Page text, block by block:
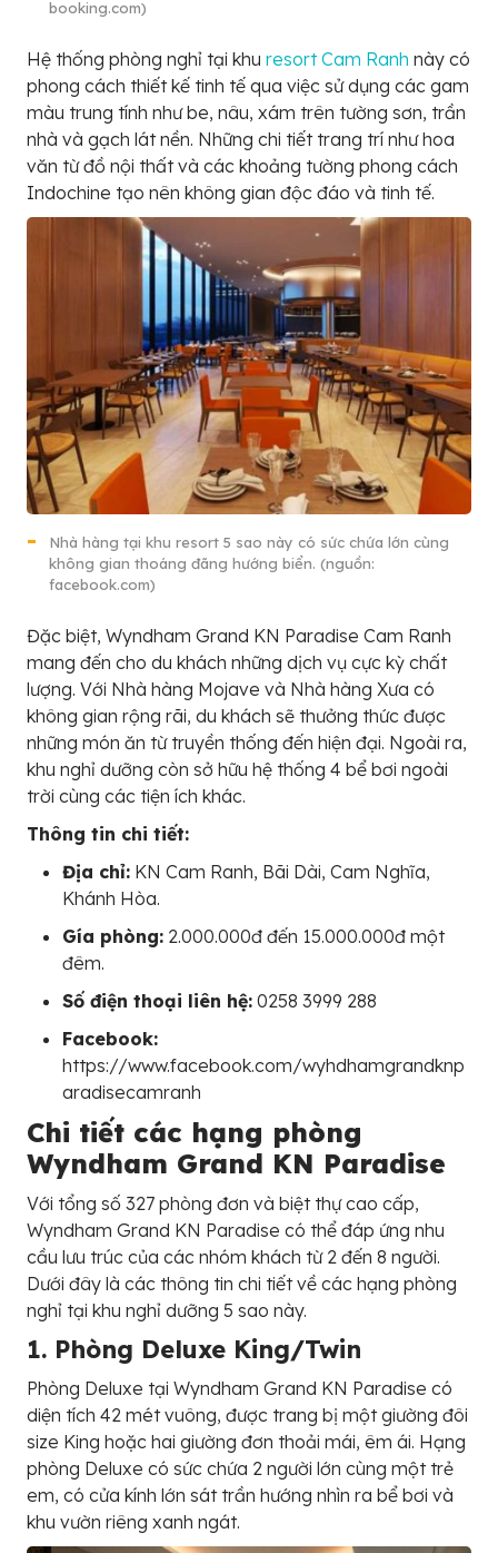
booking.com)
Hệ thống phòng nghỉ tại khu resort Cam Ranh này có
phong cách thiết kế tinh tế qua việc sử dụng các gam
màu trung tính như be, nâu, xám trên tường sơn, trần
nhà và gạch lát nền. Những chi tiết trang trí như hoa
văn từ đồ nội thất và các khoảng tường phong cách
Indochine tạo nên không gian độc đáo và tinh tế.
Nhà hàng tại khu resort 5 sao này có sức chứa lớn cùng
không gian thoáng đãng hướng biển. (nguồn:
facebook.com)
Đặc biệt, Wyndham Grand KN Paradise Cam Ranh
mang đến cho du khách những dịch vụ cực kỳ chất
lượng. Với Nhà hàng Mojave và Nhà hàng Xưa có
không gian rộng rãi, du khách sẽ thưởng thức được
những món ăn từ truyền thống đến hiện đại. Ngoài ra,
khu nghỉ dưỡng còn sở hữu hệ thống 4 bể bơi ngoài
trời cùng các tiện ích khác.
Thông tin chi tiết:
Địa chỉ: KN Cam Ranh, Bãi Dài, Cam Nghĩa,
Khánh Hòa.
Gía phòng: 2.000.000đ đến 15.000.000đ một
đêm.
Số điện thoại liên hệ: 0258 3999 288
Facebook:
https://www.facebook.com/wyhdhamgrandknp
aradisecamranh
Chi tiết các hạng phòng
Wyndham Grand KN Paradise
Với tổng số 327 phòng đơn và biệt thự cao cấp,
Wyndham Grand KN Paradise có thể đáp ứng nhu
cầu lưu trúc của các nhóm khách từ 2 đến 8 người.
Dưới đây là các thông tin chi tiết về các hạng phòng
nghỉ tại khu nghỉ dưỡng 5 sao này.
1. Phòng Deluxe King/Twin
Phòng Deluxe tại Wyndham Grand KN Paradise có
diện tích 42 mét vuông, được trang bị một giường đôi
size King hoặc hai giường đơn thoải mái, êm ái. Hạng
phòng Deluxe có sức chứa 2 người lớn cùng một trẻ
em, có cửa kính lớn sát trần hướng nhìn ra bể bơi và
khu vườn riêng xanh ngát.